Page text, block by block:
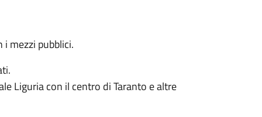
mezzi pubblici.
Liguria con il centro di Taranto e altre